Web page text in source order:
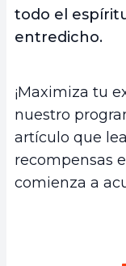
todo el
entredicho.
¡Maximiza tu
nuestro
artículo que
recompensas
comienza a